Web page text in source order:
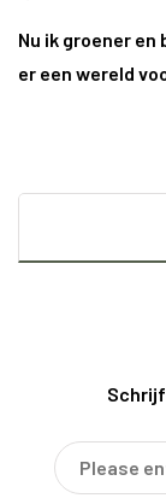
Nu ik groener
er een wereld